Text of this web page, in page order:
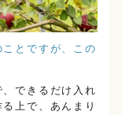
とですが、この
、できるだけ入れ
上で、あんまり